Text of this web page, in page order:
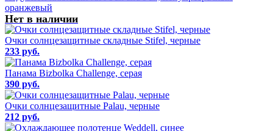
оранжевый
Нет в наличии
Очки солнцезащитные складные Stifel, черные
233 руб.
Панама Bizbolka Challenge, серая
390 руб.
Очки солнцезащитные Palau, черные
212 руб.